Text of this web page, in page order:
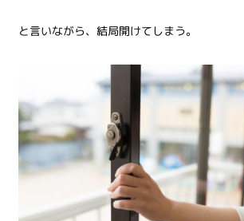
と言いながら、結局開けてしまう。